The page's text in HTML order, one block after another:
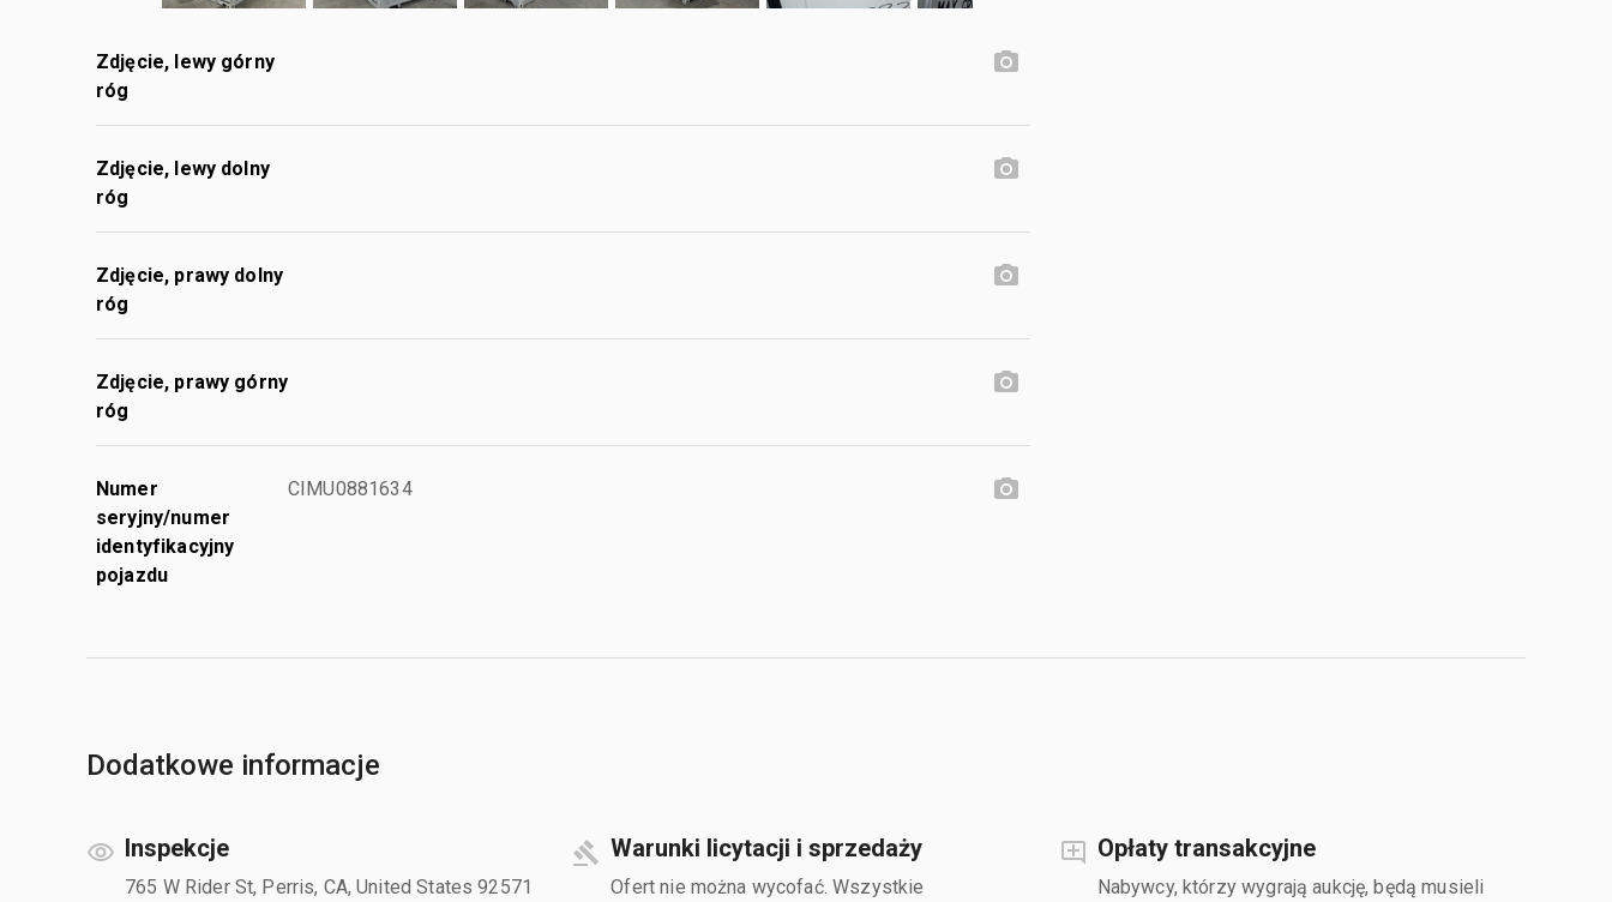
Zdjęcie, lewy górny
róg
Zdjęcie, lewy dolny
róg
Zdjęcie, prawy dolny
róg
Zdjęcie, prawy górny
róg
Numer
seryjny/numer
identyfikacyjny
pojazdu
CIMU0881634
Dodatkowe informacje
Inspekcje
765 W Rider St, Perris, CA, United States 92571
Warunki licytacji i sprzedaży
Ofert nie można wycofać. Wszystkie
Opłaty transakcyjne
Nabywcy, którzy wygrają aukcję, będą musieli